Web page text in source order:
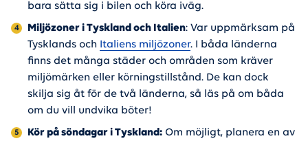
bara sätta sig i bilen och köra iväg.
Miljözoner i Tyskland och Italien: Var uppmärksam på
Tysklands och Italiens miljözoner. I båda länderna
finns det många städer och områden som kräver
miljömärken eller körningstillstånd. De kan dock
skilja sig åt för de två länderna, så läs på om båda
om du vill undvika böter!
Kör på söndagar i Tyskland: Om möjligt, planera en av